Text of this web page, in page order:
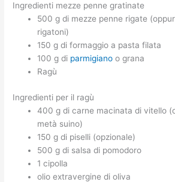
Ingredienti mezze penne gratinate
500 g di mezze penne rigate
rigatoni)
150 g di formaggio a pasta filata
100 g di parmigiano o grana
Ragù
Ingredienti per il ragù
400 g di carne macinata di vitello
metà suino)
150 g di piselli (opzionale)
500 g di salsa di pomodoro
1 cipolla
olio extravergine di oliva